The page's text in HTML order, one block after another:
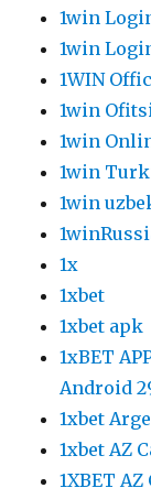
1win
1win
1WIN
1win
1win
1win
1win
1x
1xbet
1xbet apk
1xBET
Android
1xbet
1xbet AZ
1XBET